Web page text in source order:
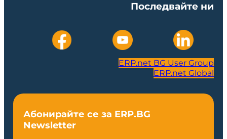
Последвайте ни
ERP.net BG User Group
ERP.net Global
Абонирайте се за ERP.BG
Newsletter